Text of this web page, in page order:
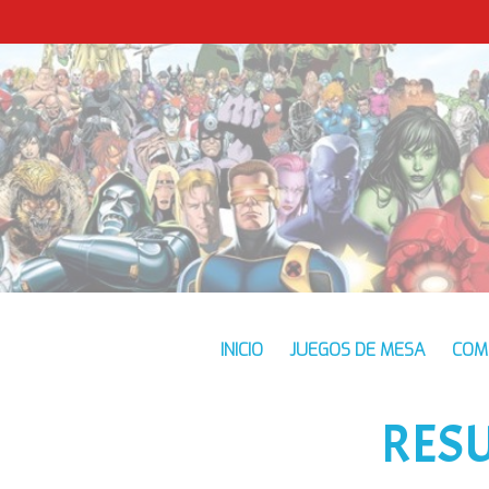
INICIO JUEGOS DE MESA